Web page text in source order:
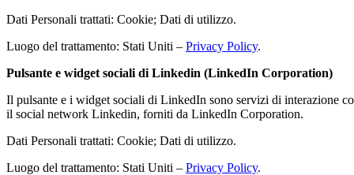
Dati Personali trattati: Cookie; Dati di utilizzo.
Luogo del trattamento: Stati Uniti – Privacy Policy.
Pulsante e widget sociali di Linkedin (LinkedIn Corporation)
Il pulsante e i widget sociali di LinkedIn sono servizi di interazione
il social network Linkedin, forniti da LinkedIn Corporation.
Dati Personali trattati: Cookie; Dati di utilizzo.
Luogo del trattamento: Stati Uniti – Privacy Policy.